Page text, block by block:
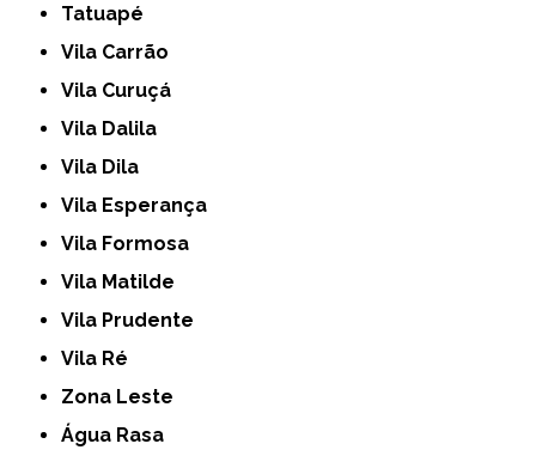
Tatuapé
Vila Carrão
Vila Curuçá
Vila Dalila
Vila Dila
Vila Esperança
Vila Formosa
Vila Matilde
Vila Prudente
Vila Ré
Zona Leste
Água Rasa